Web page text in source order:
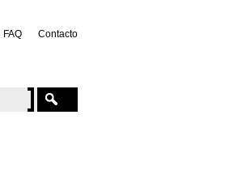
FAQ Contacto